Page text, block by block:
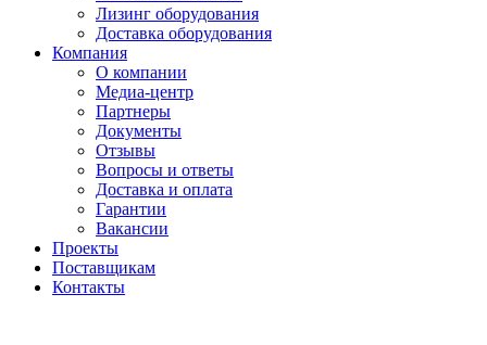
Лизинг оборудования
Доставка оборудования
Компания
О компании
Медиа-центр
Партнеры
Документы
Отзывы
Вопросы и ответы
Доставка и оплата
Гарантии
Вакансии
Проекты
Поставщикам
Контакты